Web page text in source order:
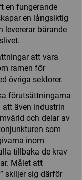
en fungerande
en långsiktig
levererar bärande
att vara
ramen för
övriga sektorer.
förutsättningarna
att även industrin
och delar av
som
inom
tillbaka de krav
Målet att
skiljer sig därför